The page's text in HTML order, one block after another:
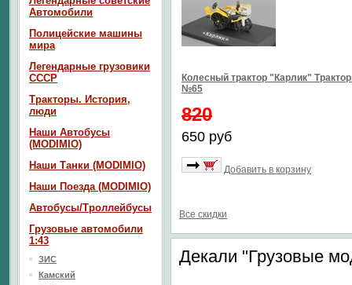
Колесный трактор "Карлик"
№65
820
650 руб
Добавить в корзину
Все скидки
Декали "Грузовые
Автомобили
Полицейские машины
мира
Легендарные грузовики
СССР
Тракторы. История,
люди
Наши Автобусы
(MODIMIO)
Наши Танки (MODIMIO)
Наши Поезда (MODIMIO)
Автобусы/Троллейбусы
Грузовые автомобили
1:43
ЗИС
Камский